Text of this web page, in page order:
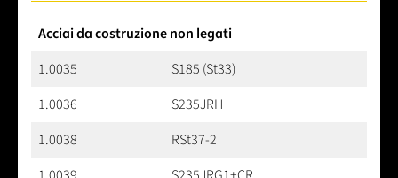
Acciai da costruzione non legati
1.0035
S185 (St33)
1.0036
S235JRH
1.0038
RSt37-2